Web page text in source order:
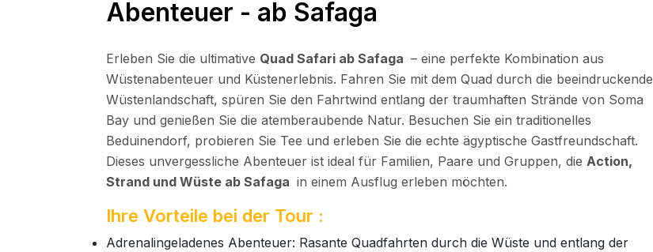
Abenteuer - ab Safaga
Erleben Sie die ultimative Quad Safari ab Safaga – eine perfekte Kombination aus
Wüstenabenteuer und Küstenerlebnis. Fahren Sie mit dem Quad durch die beeindruckende
Wüstenlandschaft, spüren Sie den Fahrtwind entlang der traumhaften Strände von Soma
Bay und genießen Sie die atemberaubende Natur. Besuchen Sie ein traditionelles
Beduinendorf, probieren Sie Tee und erleben Sie die echte ägyptische Gastfreundschaft.
Dieses unvergessliche Abenteuer ist ideal für Familien, Paare und Gruppen, die Action,
Strand und Wüste ab Safaga in einem Ausflug erleben möchten.
Ihre Vorteile bei der Tour :
Adrenalingeladenes Abenteuer: Rasante Quadfahrten durch die Wüste und entlang der